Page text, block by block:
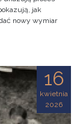
jak
nowy wymiar
16
kwietnia
2026